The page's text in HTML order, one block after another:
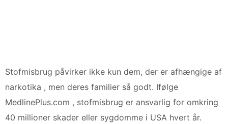
Stofmisbrug påvirker ikke kun dem, der er afhængige af
narkotika , men deres familier så godt. Ifølge
MedlinePlus.com , stofmisbrug er ansvarlig for omkring
40 millioner skader eller sygdomme i USA hvert år.